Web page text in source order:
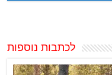
לכתבות נוספות